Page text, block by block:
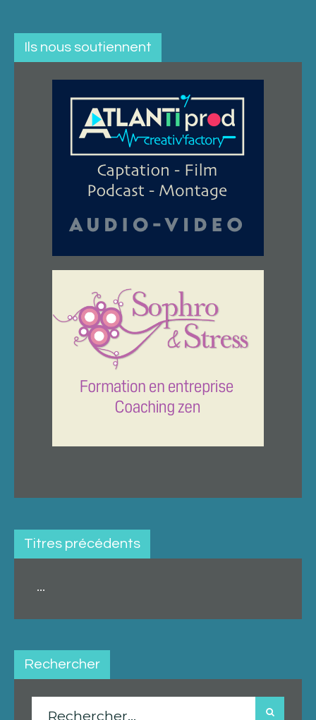
Ils nous soutiennent
Titres précédents
...
Rechercher
Rechercher :